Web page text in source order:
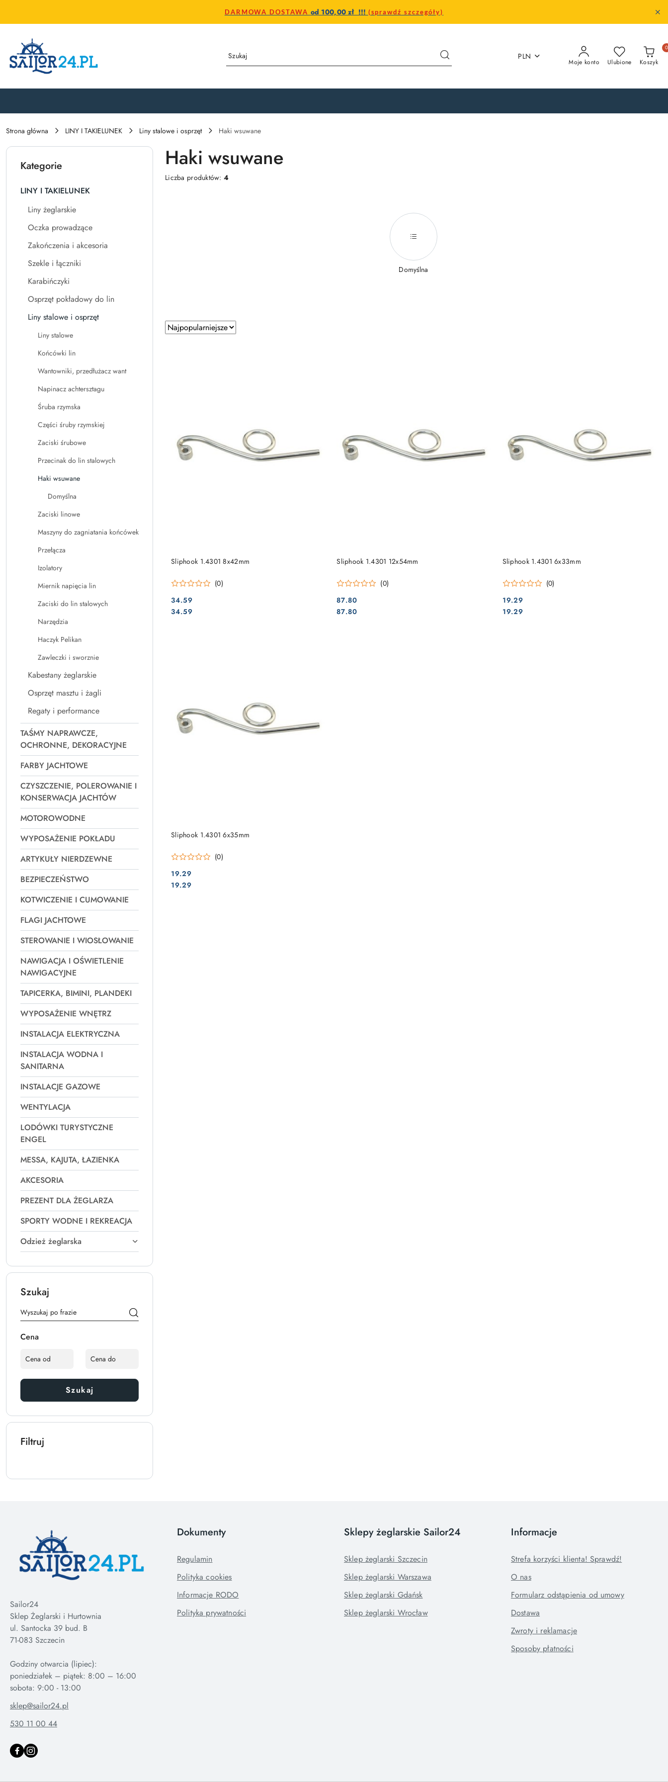
DARMOWA DOSTAWA od 100,00 zł !!! (sprawdź szczegóły)
PLN
Moje konto Ulubione Koszyk
0
Strona główna LINY I TAKIELUNEK Liny stalowe i osprzęt Haki wsuwane
Kategorie
LINY I TAKIELUNEK
Liny żeglarskie
Oczka prowadzące
Zakończenia i akcesoria
Szekle i łączniki
Karabińczyki
Osprzęt pokładowy do lin
Liny stalowe i osprzęt
Liny stalowe
Końcówki lin
Wantowniki, przedłużacz want
Napinacz achtersztagu
Śruba rzymska
Części śruby rzymskiej
Zaciski śrubowe
Przecinak do lin stalowych
Haki wsuwane
Domyślna
Zaciski linowe
Maszyny do zagniatania końcówek
Przełącza
Izolatory
Miernik napięcia lin
Zaciski do lin stalowych
Narzędzia
Haczyk Pelikan
Zawleczki i sworznie
Kabestany żeglarskie
Osprzęt masztu i żagli
Regaty i performance
TAŚMY NAPRAWCZE,
OCHRONNE, DEKORACYJNE
FARBY JACHTOWE
CZYSZCZENIE, POLEROWANIE I
KONSERWACJA JACHTÓW
MOTOROWODNE
WYPOSAŻENIE POKŁADU
ARTYKUŁY NIERDZEWNE
BEZPIECZEŃSTWO
KOTWICZENIE I CUMOWANIE
FLAGI JACHTOWE
STEROWANIE I WIOSŁOWANIE
NAWIGACJA I OŚWIETLENIE
NAWIGACYJNE
TAPICERKA, BIMINI, PLANDEKI
WYPOSAŻENIE WNĘTRZ
INSTALACJA ELEKTRYCZNA
INSTALACJA WODNA I
SANITARNA
INSTALACJE GAZOWE
WENTYLACJA
LODÓWKI TURYSTYCZNE
ENGEL
MESSA, KAJUTA, ŁAZIENKA
AKCESORIA
PREZENT DLA ŻEGLARZA
SPORTY WODNE I REKREACJA
Odzież żeglarska
Szukaj
Cena
Szukaj
Filtruj
Haki wsuwane
Liczba produktów:4
Domyślna
Zastosowano
sortowanie:
Sortuj
według
Sliphook 1.4301 8x42mm
(0)
Cena:
34.59
Cena:
34.59
DO KOSZYKA Sliphook 1.4301 12x54mm
(0)
Cena:
87.80
Cena:
87.80
DO KOSZYKA Sliphook 1.4301 6x33mm
(0)
Cena:
19.29
Cena:
19.29
DO KOSZYKA
Sliphook 1.4301 6x35mm
(0)
Cena:
19.29
Cena:
19.29
DO KOSZYKA
Sailor24
Sklep Żeglarski i Hurtownia
ul. Santocka 39 bud. B
71-083 Szczecin
Godziny otwarcia (lipiec):
poniedziałek – piątek: 8:00 – 16:00
sklep@sailor24.pl
530 11 00 44
Dokumenty
Regulamin
Polityka cookies
Informacje RODO
Polityka prywatności
Sklepy żeglarskie Sailor24
Sklep żeglarski Szczecin
Sklep żeglarski Warszawa
Sklep żeglarski Gdańsk
Sklep żeglarski Wrocław
Informacje
Strefa korzyści klienta! Sprawdź!
O nas
Formularz odstąpienia od umowy
Dostawa
Zwroty i reklamacje
Sposoby płatności